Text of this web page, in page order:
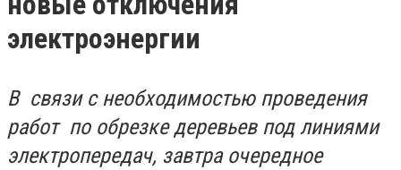
электроэнергии
В связи с необходимостью проведения
работ по обрезке деревьев под линиями
электропередач, завтра очередное